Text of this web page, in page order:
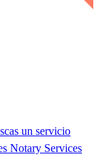
un servicio
Notary Services